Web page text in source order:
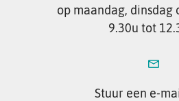
op maandag, dinsdag
9.30u tot
Stuur een e-